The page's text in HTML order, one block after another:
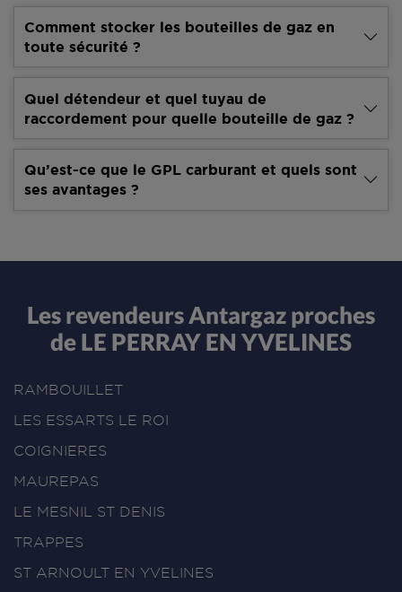
Comment stocker les bouteilles de gaz en
toute sécurité ?
Quel détendeur et quel tuyau de
raccordement pour quelle bouteille de gaz ?
Qu’est-ce que le GPL carburant et quels sont
ses avantages ?
Les revendeurs Antargaz proches
de LE PERRAY EN YVELINES
RAMBOUILLET
LES ESSARTS LE ROI
COIGNIERES
MAUREPAS
LE MESNIL ST DENIS
TRAPPES
ST ARNOULT EN YVELINES